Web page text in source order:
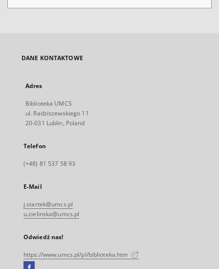
DANE KONTAKTOWE
Adres
Biblioteka UMCS
ul. Radziszewskiego 11
20-031 Lublin, Poland
Telefon
(+48) 81 537 58 93
E-Mail
j.startek@umcs.pl
u.zielinska@umcs.pl
Odwiedź nas!
https://www.umcs.pl/pl/biblioteka.htm
Facebook